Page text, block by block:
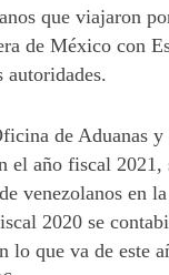
que viajaron
de México con
autoridades.
de Aduanas y
el año fiscal 2021,
venezolanos en
2020 se
lo que va de este